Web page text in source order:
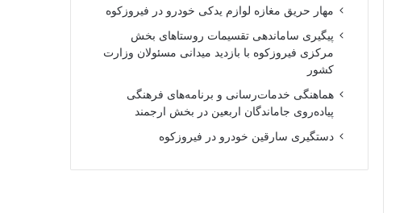
مهار حریق مغازه لوازم یدکی خودرو در فیروزکوه
پیگیری ساماندهی تقسیمات روستاهای بخش
مرکزی فیروزکوه با بازدید میدانی مسئولان وزارت
کشور
هماهنگی خدمات‌رسانی و برنامه‌های فرهنگی
پیاده‌روی جاماندگان اربعین در بخش ارجمند
دستگیری سارقین خودرو در فیروزکوه